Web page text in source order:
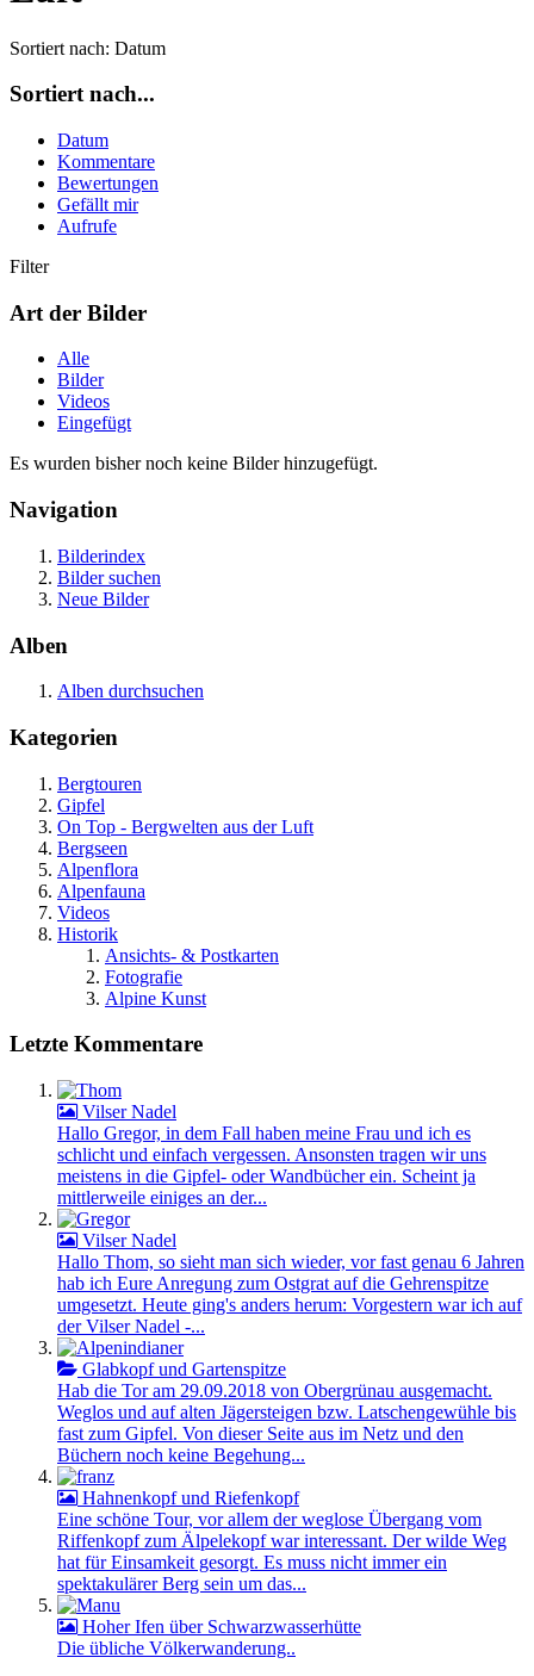
Sortiert nach: Datum
Sortiert nach...
Datum
Kommentare
Bewertungen
Gefällt mir
Aufrufe
Filter
Art der Bilder
Alle
Bilder
Videos
Eingefügt
Es wurden bisher noch keine Bilder hinzugefügt.
Navigation
Bilderindex
Bilder suchen
Neue Bilder
Alben
Alben durchsuchen
Kategorien
Bergtouren
Gipfel
On Top - Bergwelten aus der Luft
Bergseen
Alpenflora
Alpenfauna
Videos
Historik
Ansichts- & Postkarten
Fotografie
Alpine Kunst
Letzte Kommentare
Vilser Nadel
Hallo Gregor, in dem Fall haben meine Frau und ich es
schlicht und einfach vergessen. Ansonsten tragen wir uns
meistens in die Gipfel- oder Wandbücher ein. Scheint ja
mittlerweile einiges an der...
Vilser Nadel
Hallo Thom, so sieht man sich wieder, vor fast genau 6 Jahren
hab ich Eure Anregung zum Ostgrat auf die Gehrenspitze
umgesetzt. Heute ging's anders herum: Vorgestern war ich auf
der Vilser Nadel -...
Glabkopf und Gartenspitze
Hab die Tor am 29.09.2018 von Obergrünau ausgemacht.
Weglos und auf alten Jägersteigen bzw. Latschengewühle bis
fast zum Gipfel. Von dieser Seite aus im Netz und den
Büchern noch keine Begehung...
Hahnenkopf und Riefenkopf
Eine schöne Tour, vor allem der weglose Übergang vom
Riffenkopf zum Älpelekopf war interessant. Der wilde Weg
hat für Einsamkeit gesorgt. Es muss nicht immer ein
spektakulärer Berg sein um das...
Hoher Ifen über Schwarzwasserhütte
Die übliche Völkerwanderung..